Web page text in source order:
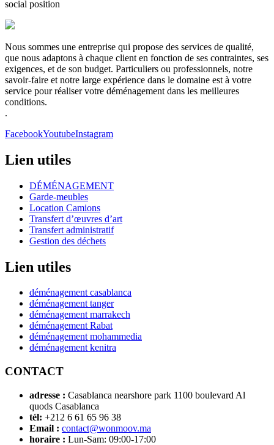
social position
Nous sommes une entreprise qui propose des services de qualité,
que nous adaptons à chaque client en fonction de ses contraintes, ses
exigences, et de son budget. Particuliers ou professionnels, notre
savoir-faire et notre large expérience dans le domaine est à votre
service pour réaliser votre déménagement dans les meilleures
conditions.
.
FacebookYoutubeInstagram
Lien utiles
DÉMÉNAGEMENT
Garde-meubles
Location Camions
Transfert d’œuvres d’art
Transfert administratif
Gestion des déchets
Lien utiles
déménagement casablanca
déménagement tanger
déménagement marrakech
déménagement Rabat
déménagement mohammedia
déménagement kenitra
CONTACT
adresse : Casablanca nearshore park 1100 boulevard Al
quods Casablanca
tél: +212 6 61 65 96 38
Email : contact@wonmoov.ma
horaire : Lun-Sam: 09:00-17:00